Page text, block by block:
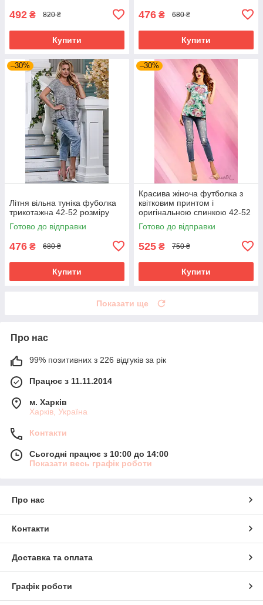
492 ₴ 820 ₴
Купити
476 ₴ 680 ₴
Купити
–30%
Літня вільна туніка фуболка
трикотажна 42-52 розміру
Готово до відправки
476 ₴ 680 ₴
Купити
–30%
Красива жіноча футболка з
квітковим принтом і
оригінальною спинкою 42-52
розміри
Готово до відправки
525 ₴ 750 ₴
Купити
Показати ще
Про нас
99% позитивних з 226 відгуків за рік
Працює з 11.11.2014
м. Харків
Харків, Україна
Контакти
Сьогодні працює з 10:00 до 14:00
Показати весь графік роботи
Про нас
Контакти
Доставка та оплата
Графік роботи